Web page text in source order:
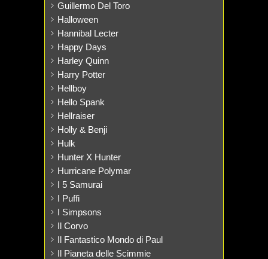
Guillermo Del Toro
Halloween
Hannibal Lecter
Happy Days
Harley Quinn
Harry Potter
Hellboy
Hello Spank
Hellraiser
Holly & Benji
Hulk
Hunter X Hunter
Hurricane Polymar
I 5 Samurai
I Puffi
I Simpsons
Il Corvo
Il Fantastico Mondo di Paul
Il Pianeta delle Scimmie